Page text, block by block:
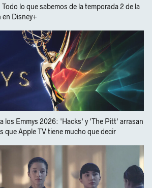
lo que sabemos de la temporada 2 de la
en Disney+
los Emmys 2026: 'Hacks' y 'The Pitt' arrasan
que Apple TV tiene mucho que decir